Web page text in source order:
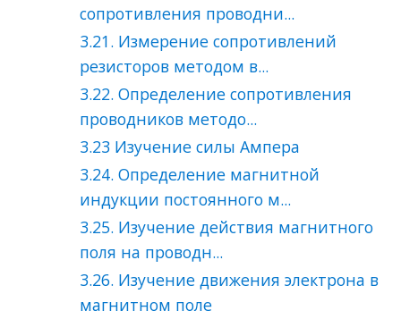
сопротивления проводни...
3.21. Измерение сопротивлений
резисторов методом в...
3.22. Определение сопротивления
проводников методо...
3.23 Изучение силы Ампера
3.24. Определение магнитной
индукции постоянного м...
3.25. Изучение действия магнитного
поля на проводн...
3.26. Изучение движения электрона в
магнитном поле